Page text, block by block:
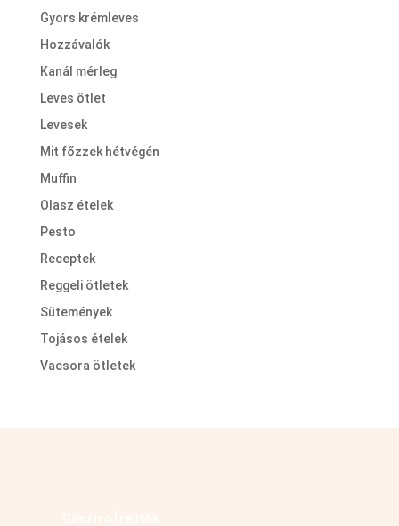
Gyors krémleves
Hozzávalók
Kanál mérleg
Leves ötlet
Levesek
Mit főzzek hétvégén
Muffin
Olasz ételek
Pesto
Receptek
Reggeli ötletek
Sütemények
Tojásos ételek
Vacsora ötletek